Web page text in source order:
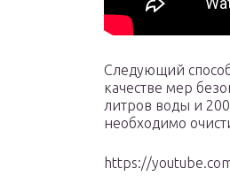
Следующий
качестве мер
литров воды и
необходимо
https://